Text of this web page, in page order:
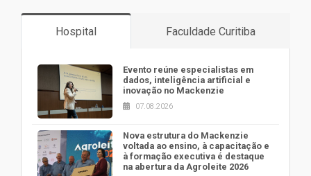
Hospital Faculdade Curitiba
Evento reúne especialistas em
dados, inteligência artificial e
inovação no Mackenzie
07.08.2026
Nova estrutura do Mackenzie
voltada ao ensino, à capacitação e
à formação executiva é destaque
na abertura da Agroleite 2026